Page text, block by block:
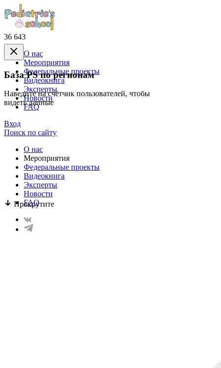
36 643
База PS по регионам
Наведите на счётчик пользователей, чтобы
видеть данные
Прокрутите
О нас
Mероприятия
Федеральные проекты
Видеокнига
Эксперты
Новости
FAQ
Вход
Поиск по сайту
О нас
Mероприятия
Федеральные проекты
Видеокнига
Эксперты
Новости
FAQ